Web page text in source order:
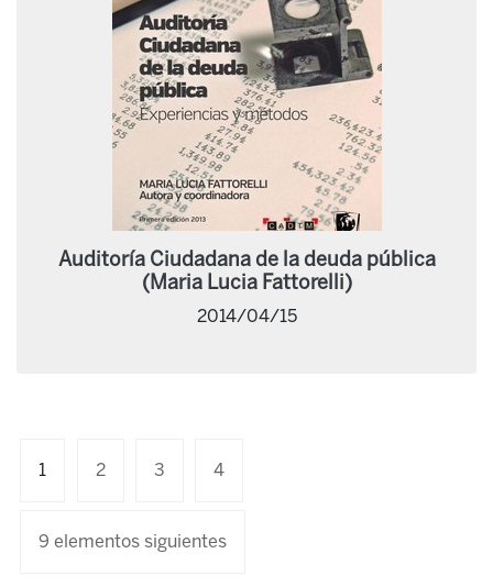
Auditoría Ciudadana de la deuda pública
(Maria Lucia Fattorelli)
2014/04/15
1 2 3 4
9 elementos siguientes